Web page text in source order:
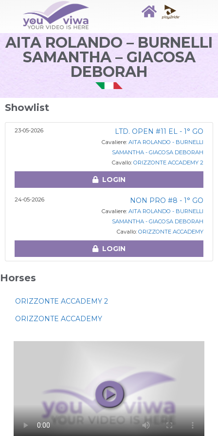
AITA ROLANDO – BURNELLI
SAMANTHA – GIACOSA
DEBORAH
Showlist
23-05-2026 LTD. OPEN #11 EL - 1° GO
Cavaliere: AITA ROLANDO - BURNELLI
SAMANTHA - GIACOSA DEBORAH
Cavallo: ORIZZONTE ACCADEMY 2
LOGIN
24-05-2026 NON PRO #8 - 1° GO
Cavaliere: AITA ROLANDO - BURNELLI
SAMANTHA - GIACOSA DEBORAH
Cavallo: ORIZZONTE ACCADEMY
LOGIN
Horses
ORIZZONTE ACCADEMY 2
ORIZZONTE ACCADEMY